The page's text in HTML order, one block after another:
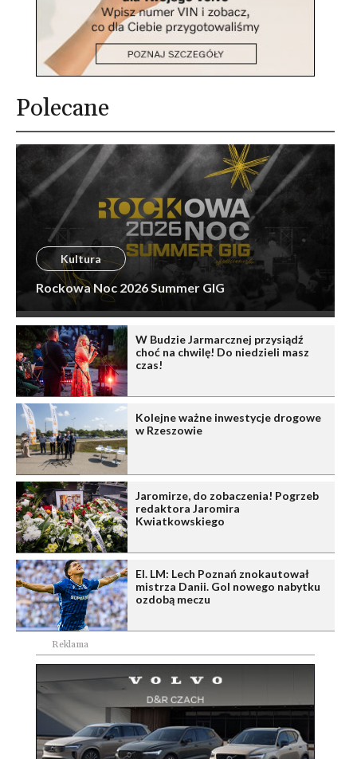
Polecane
Kultura
Rockowa Noc 2026 Summer GIG
W Budzie Jarmarcznej przysiądź
choć na chwilę! Do niedzieli masz
czas!
Kolejne ważne inwestycje drogowe
w Rzeszowie
Jaromirze, do zobaczenia! Pogrzeb
redaktora Jaromira
Kwiatkowskiego
El. LM: Lech Poznań znokautował
mistrza Danii. Gol nowego nabytku
ozdobą meczu
Reklama